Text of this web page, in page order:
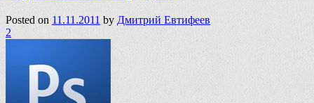
Posted on 11.11.2011 by Дмитрий Евтифеев
2